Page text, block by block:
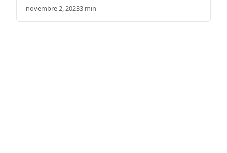
novembre 2, 20233 min